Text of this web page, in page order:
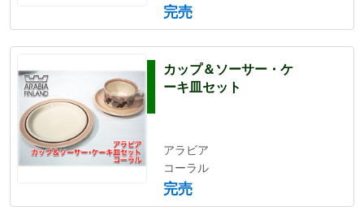
完売
カップ＆ソーサー・ケ
ーキ皿セット
アラビア
コーラル
完売